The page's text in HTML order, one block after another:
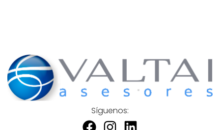
Síguenos: